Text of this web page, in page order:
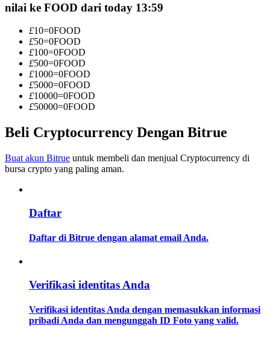
Analisis data besar termasuk info perdagangan, dll.
Panduan Pemula Berjangka
nilai ke FOOD dari today 13:59
£10=0FOOD
£50=0FOOD
£100=0FOOD
£500=0FOOD
£1000=0FOOD
£5000=0FOOD
£10000=0FOOD
£50000=0FOOD
Beli Cryptocurrency Dengan Bitrue
Buat akun Bitrue untuk membeli dan menjual Cryptocurrency di
bursa crypto yang paling aman.
Daftar
Daftar di Bitrue dengan alamat email Anda.
Verifikasi identitas Anda
Verifikasi identitas Anda dengan memasukkan informasi
pribadi Anda dan mengunggah ID Foto yang valid.